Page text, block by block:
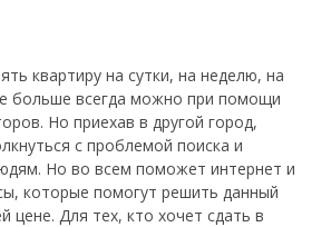
квартиру на сутки, на неделю, на
больше всегда можно при помощи
Но приехав в другой город,
с проблемой поиска и
Но во всем поможет интернет и
которые помогут решить данный
цене. Для тех, кто хочет сдать в